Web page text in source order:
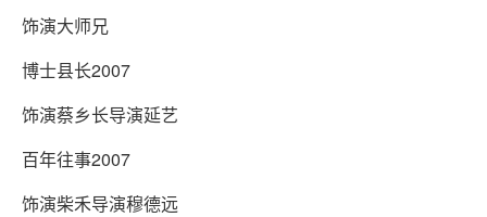
饰演大师兄
博士县长2007
饰演蔡乡长导演延艺
百年往事2007
饰演柴禾导演穆德远